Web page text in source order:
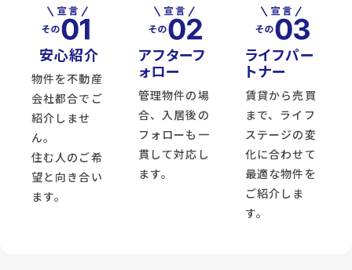
2026.08.10
安心紹介
物件を不動産
会社都合でご
紹介しませ
ん。
住む人のご希
望と向き合い
ます。
アフターフ
ォロー
管理物件の場
合、入居後の
フォローも一
貫して対応し
ます。
ライフパー
トナー
賃貸から売買
まで、ライフ
ステージの変
化に合わせて
最適な物件を
ご紹介しま
す。